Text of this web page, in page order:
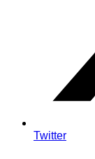
Twitter